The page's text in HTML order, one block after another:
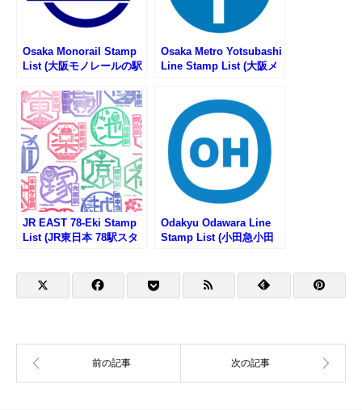
Osaka Monorail Stamp
List (大阪モノレールの駅
Osaka Metro Yotsubashi
Line Stamp List (大阪メ
JR EAST 78-Eki Stamp
List (JR東日本 78駅スタ
Odakyu Odawara Line
Stamp List (小田急小田